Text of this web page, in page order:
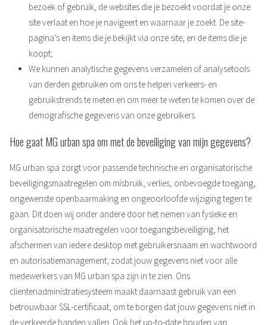
bezoek of gebruik, de websites die je bezoekt voordat je onze
site verlaat en hoe je navigeert en waarnaar je zoekt. De site-
pagina’s en items die je bekijkt via onze site, en de items die je
koopt;
We kunnen analytische gegevens verzamelen of analysetools
van derden gebruiken om ons te helpen verkeers- en
gebruikstrends te meten en om meer te weten te komen over de
demografische gegevens van onze gebruikers.
Hoe gaat MG urban spa om met de beveiliging van mijn gegevens?
MG urban spa zorgt voor passende technische en organisatorische
beveiligingsmaatregelen om misbruik, verlies, onbevoegde toegang,
ongewenste openbaarmaking en ongeoorloofde wijziging tegen te
gaan. Dit doen wij onder andere door het nemen van fysieke en
organisatorische maatregelen voor toegangsbeveiliging, het
afschermen van iedere desktop met gebruikersnaam en wachtwoord
en autorisatiemanagement; zodat jouw gegevens niet voor alle
medewerkers van MG urban spa zijn in te zien. Ons
clientenadministratiesysteem maakt daarnaast gebruik van een
betrouwbaar SSL-certificaat, om te borgen dat jouw gegevens niet in
de verkeerde handen vallen. Ook het up-to-date houden van